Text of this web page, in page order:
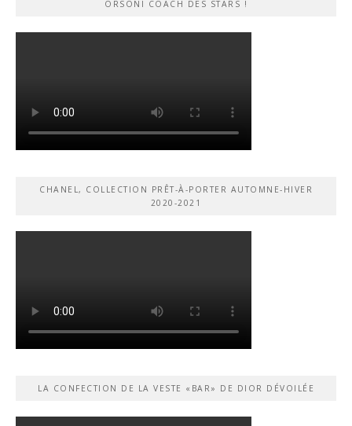
ORSONI COACH DES STARS !
CHANEL, COLLECTION PRÊT-À-PORTER AUTOMNE-HIVER
2020-2021
LA CONFECTION DE LA VESTE «BAR» DE DIOR DÉVOILÉE